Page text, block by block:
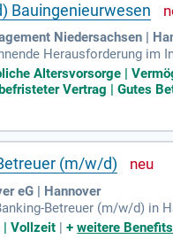
Bauingenieurwesen
Niedersachsen |
Herausforderung im
und Leitungsbau. Ideale
Selbstständigkeit,
uns auf Ihre Bewerbung in
Altersvorsorge |
Vertrag | Gutes
(m/w/d)
eG | Hannover
Betreuer (m/w/d) in
Beratung und Betreuung
| Vollzeit |+weitere Benefits